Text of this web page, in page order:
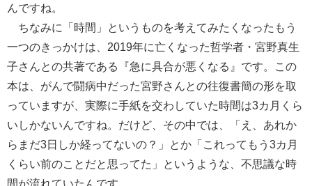
んですね。
ちなみに「時間」というものを考えてみたくなったもう
一つのきっかけは、2019年に亡くなった哲学者・宮野真生
子さんとの共著である『急に具合が悪くなる』です。この
本は、がんで闘病中だった宮野さんとの往復書簡の形を取
っていますが、実際に手紙を交わしていた時間は3カ月くら
いしかないんですね。だけど、その中では、「え、あれか
らまだ3日しか経ってないの？」とか「これってもう3カ月
くらい前のことだと思ってた」というような、不思議な時
間が流れていたんです。